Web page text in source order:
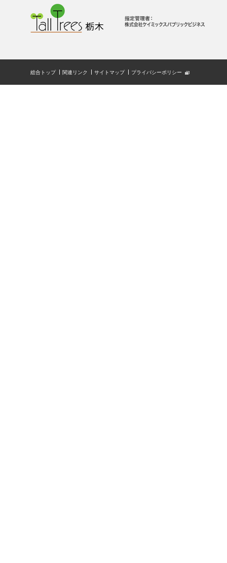
総合トップ 関連リンク サイトマップ プライバシーポリシー